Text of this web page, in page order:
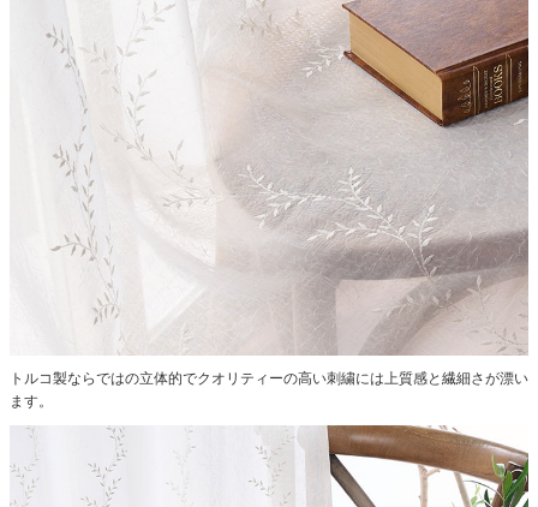
トルコ製ならではの立体的でクオリティーの高い刺繍には上質感と繊細さが漂い
ます。